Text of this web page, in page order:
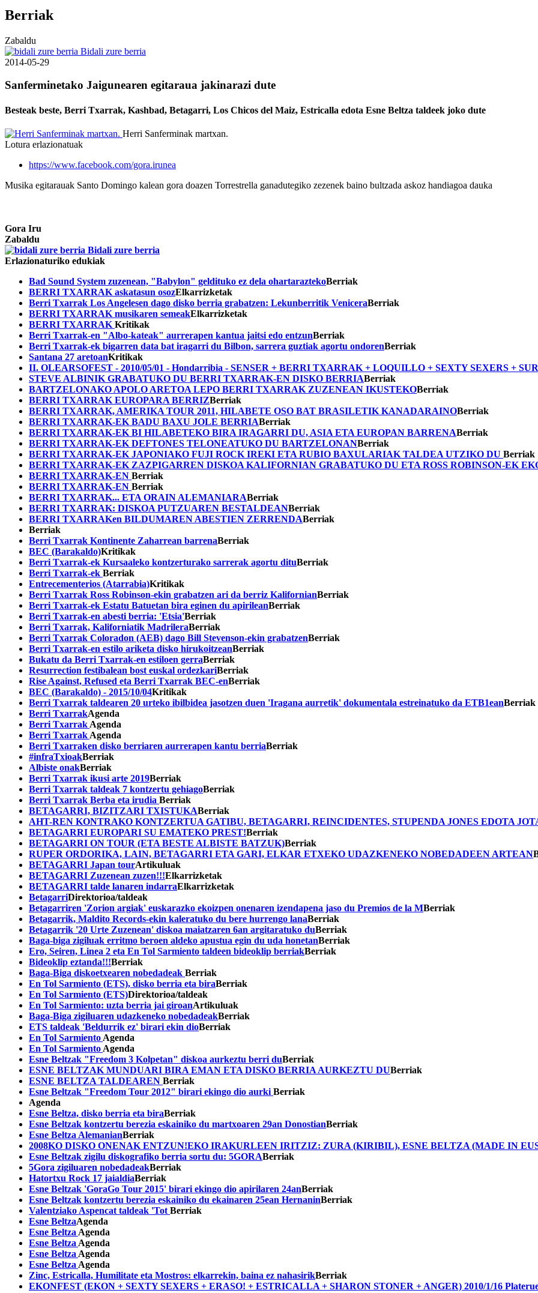
Berriak
Zabaldu
Bidali zure berria
2014-05-29
Sanferminetako Jaigunearen egitaraua jakinarazi dute
Besteak beste, Berri Txarrak, Kashbad, Betagarri, Los Chicos del Maiz, Estricalla edota Esne Beltza taldeek joko dute
Herri Sanferminak martxan.
Lotura erlazionatuak
https://www.facebook.com/gora.irunea
Musika egitarauak Santo Domingo kalean gora doazen Torrestrella ganadutegiko zezenek baino bultzada askoz handiagoa dauka
Gora Iru
Zabaldu
Bidali zure berria
Erlazionaturiko edukiak
Bad Sound System zuzenean, "Babylon" geldituko ez dela ohartaraztekoBerriak
BERRI TXARRAK askatasun osozElkarrizketak
Berri Txarrak Los Angelesen dago disko berria grabatzen: Lekunberritik VeniceraBerriak
BERRI TXARRAK musikaren semeakElkarrizketak
BERRI TXARRAK Kritikak
Berri Txarrak-en "Albo-kateak" aurrerapen kantua jaitsi edo entzunBerriak
Berri Txarrak-ek bigarren data bat iragarri du Bilbon, sarrera guztiak agortu ondorenBerriak
Santana 27 aretoanKritikak
II. OLEARSOFEST - 2010/05/01 - Hondarribia - SENSER + BERRI TXARRAK + LOQUILLO + SEXTY SEXERS +
STEVE ALBINIK GRABATUKO DU BERRI TXARRAK-EN DISKO BERRIABerriak
BARTZELONAKO APOLO ARETOA LEPO BERRI TXARRAK ZUZENEAN IKUSTEKOBerriak
BERRI TXARRAK EUROPARA BERRIZBerriak
BERRI TXARRAK, AMERIKA TOUR 2011, HILABETE OSO BAT BRASILETIK KANADARAINOBerriak
BERRI TXARRAK-EK BADU BAXU JOLE BERRIABerriak
BERRI TXARRAK-EK BI HILABETEKO BIRA IRAGARRI DU, ASIA ETA EUROPAN BARRENABerriak
BERRI TXARRAK-EK DEFTONES TELONEATUKO DU BARTZELONANBerriak
BERRI TXARRAK-EK JAPONIAKO FUJI ROCK IREKI ETA RUBIO BAXULARIAK TALDEA UTZIKO DU Berriak
BERRI TXARRAK-EK ZAZPIGARREN DISKOA KALIFORNIAN GRABATUKO DU ETA ROSS ROBINSON-EK
BERRI TXARRAK-EN Berriak
BERRI TXARRAK-EN Berriak
BERRI TXARRAK... ETA ORAIN ALEMANIARABerriak
BERRI TXARRAK: DISKOA PUTZUAREN BESTALDEANBerriak
BERRI TXARRAKen BILDUMAREN ABESTIEN ZERRENDABerriak
Berriak
Berri Txarrak Kontinente Zaharrean barrenaBerriak
BEC (Barakaldo)Kritikak
Berri Txarrak-ek Kursaaleko kontzerturako sarrerak agortu dituBerriak
Berri Txarrak-ek Berriak
Entrecementerios (Atarrabia)Kritikak
Berri Txarrak Ross Robinson-ekin grabatzen ari da berriz KalifornianBerriak
Berri Txarrak-ek Estatu Batuetan bira eginen du apirileanBerriak
Berri Txarrak-en abesti berria: 'Etsia'Berriak
Berri Txarrak, Kaliforniatik MadrileraBerriak
Berri Txarrak Coloradon (AEB) dago Bill Stevenson-ekin grabatzenBerriak
Berri Txarrak-en estilo ariketa disko hirukoitzeanBerriak
Bukatu da Berri Txarrak-en estiloen gerraBerriak
Resurrection festibalean bost euskal ordezkariBerriak
Rise Against, Refused eta Berri Txarrak BEC-enBerriak
BEC (Barakaldo) - 2015/10/04Kritikak
Berri Txarrak taldearen 20 urteko ibilbidea jasotzen duen 'Iragana aurretik' dokumentala estreinatuko da ETB1eanBerriak
Berri TxarrakAgenda
Berri Txarrak Agenda
Berri Txarrak Agenda
Berri Txarraken disko berriaren aurrerapen kantu berriaBerriak
#infraTxioakBerriak
Albiste onakBerriak
Berri Txarrak ikusi arte 2019Berriak
Berri Txarrak taldeak 7 kontzertu gehiagoBerriak
Berri Txarrak Berba eta irudia Berriak
BETAGARRI, BIZITZARI TXISTUKABerriak
AHT-REN KONTRAKO KONTZERTUA GATIBU, BETAGARRI, REINCIDENTES, STUPENDA JONES EDOTA
BETAGARRI EUROPARI SU EMATEKO PREST!Berriak
BETAGARRI ON TOUR (ETA BESTE ALBISTE BATZUK)Berriak
RUPER ORDORIKA, LAIN, BETAGARRI ETA GARI, ELKAR ETXEKO UDAZKENEKO NOBEDADEEN ARTEAN
BETAGARRI Japan tourArtikuluak
BETAGARRI Zuzenean zuzen!!!Elkarrizketak
BETAGARRI talde lanaren indarraElkarrizketak
BetagarriDirektorioa/taldeak
Betagarriren 'Zorion argiak' euskarazko ekoizpen onenaren izendapena jaso du Premios de la MBerriak
Betagarrik, Maldito Records-ekin kaleratuko du bere hurrengo lanaBerriak
Betagarrik '20 Urte Zuzenean' diskoa maiatzaren 6an argitaratuko duBerriak
Baga-biga zigiluak erritmo beroen aldeko apustua egin du uda honetanBerriak
Ero, Seiren, Linea 2 eta En Tol Sarmiento taldeen bideoklip berriakBerriak
Bideoklip eztanda!!!Berriak
Baga-Biga diskoetxearen nobedadeak Berriak
En Tol Sarmiento (ETS), disko berria eta biraBerriak
En Tol Sarmiento (ETS)Direktorioa/taldeak
En Tol Sarmiento: uzta berria jai giroanArtikuluak
Baga-Biga zigiluaren udazkeneko nobedadeakBerriak
ETS taldeak 'Beldurrik ez' birari ekin dioBerriak
En Tol Sarmiento Agenda
En Tol Sarmiento Agenda
Esne Beltzak "Freedom 3 Kolpetan" diskoa aurkeztu berri duBerriak
ESNE BELTZAK MUNDUARI BIRA EMAN ETA DISKO BERRIA AURKEZTU DUBerriak
ESNE BELTZA TALDEAREN Berriak
Esne Beltzak "Freedom Tour 2012" birari ekingo dio aurki Berriak
Agenda
Esne Beltza, disko berria eta biraBerriak
Esne Beltzak kontzertu berezia eskainiko du martxoaren 29an DonostianBerriak
Esne Beltza AlemanianBerriak
2008KO DISKO ONENAK ENTZUN!EKO IRAKURLEEN IRITZIZ: ZURA (KIRIBIL), ESNE BELTZA (MADE IN
Esne Beltzak zigilu diskografiko berria sortu du: 5GORABerriak
5Gora zigiluaren nobedadeakBerriak
Hatortxu Rock 17 jaialdiaBerriak
Esne Beltzak 'GoraGo Tour 2015' birari ekingo dio apirilaren 24anBerriak
Esne Beltzak kontzertu berezia eskainiko du ekainaren 25ean HernaninBerriak
Valentziako Aspencat taldeak 'Tot Berriak
Esne BeltzaAgenda
Esne Beltza Agenda
Esne Beltza Agenda
Esne Beltza Agenda
Esne Beltza Agenda
Zinc, Estricalla, Humilitate eta Mostros: elkarrekin, baina ez nahasirikBerriak
EKONFEST (EKON + SEXTY SEXERS + ERASO! + ESTRICALLA + SHARON STONER + ANGER) 2010/1/16